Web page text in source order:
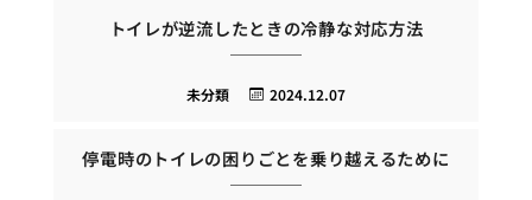
トイレが逆流したときの冷静な対応方法
2024.12.07
未分類
停電時のトイレの困りごとを乗り越えるために